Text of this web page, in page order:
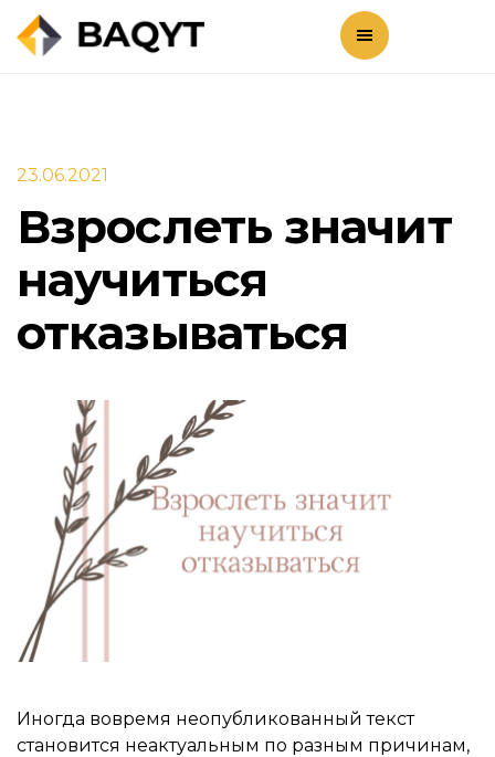
23.06.2021
Взрослеть значит
научиться
отказываться
Иногда вовремя неопубликованный текст
становится неактуальным по разным причинам,